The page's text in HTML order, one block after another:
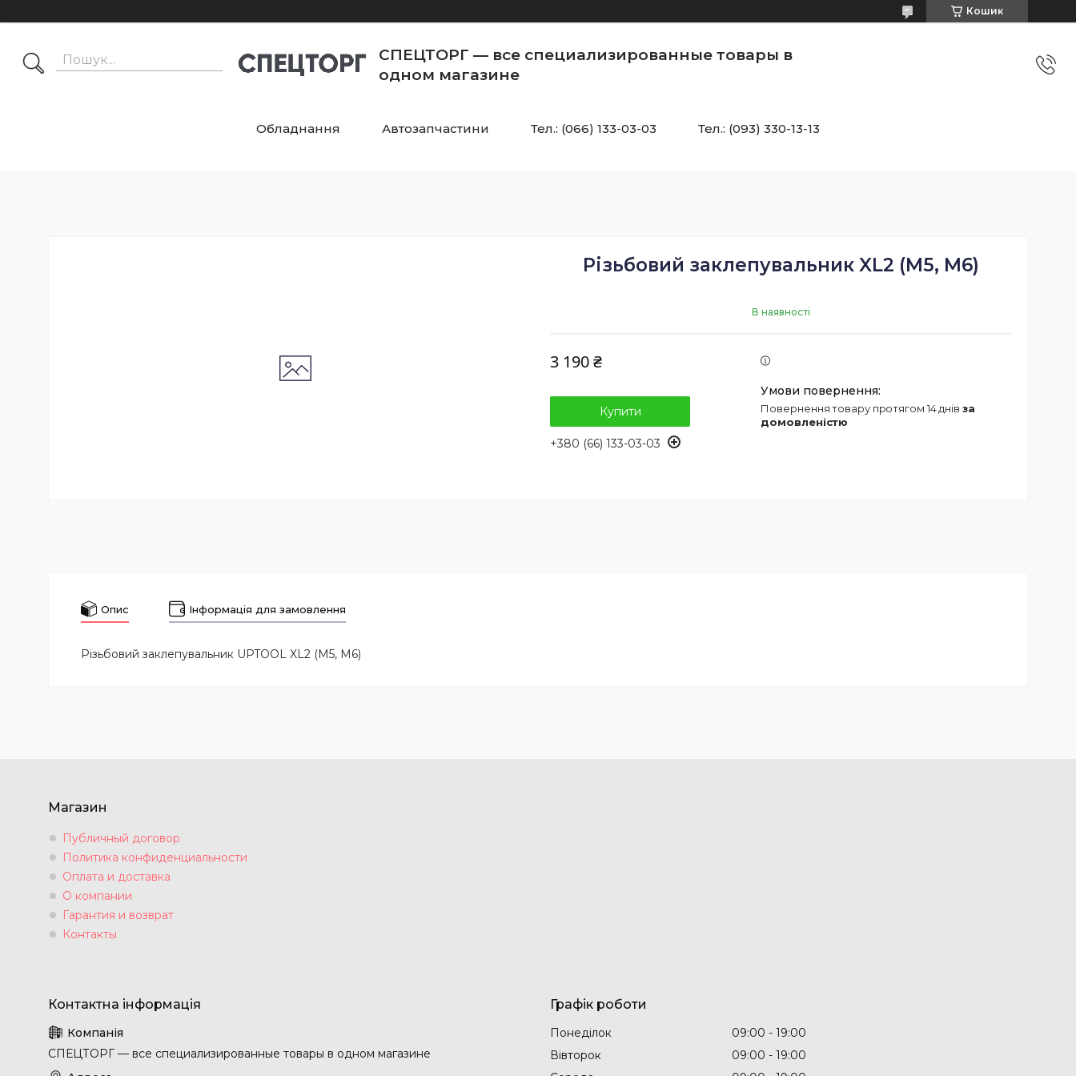
Кошик
СПЕЦТОРГ — все специализированные товары в
одном магазине
Обладнання Автозапчастини Тел.: (066) 133-03-03 Тел.: (093) 330-13-13
Різьбовий заклепувальник XL2 (M5, M6)
В наявності
3 190 ₴
Купити
+380 (66) 133-03-03
повернення товару протягом 14 днів за
домовленістю
Опис Інформація для замовлення
Різьбовий заклепувальник UPTOOL XL2 (M5, M6)
Магазин
Публичный договор
Политика конфиденциальности
Оплата и доставка
О компании
Гарантия и возврат
Контакты
СПЕЦТОРГ — все специализированные товары в одном магазине
Графік роботи
Понеділок 09:00
19:00
Вівторок
09:00
19:00